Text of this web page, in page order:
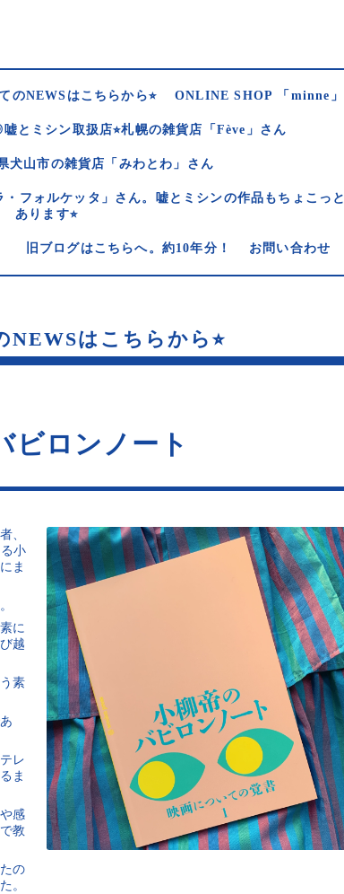
のNEWSはこちらから⭐︎ ONLINE SHOP 「minne」
とミシン取扱店⭐︎札幌の雑貨店「Fève」さん
犬山市の雑貨店「みわとわ」さん
フォルケッタ」さん。嘘とミシンの作品もちょこっと
あります⭐︎
旧ブログはこちらへ。約10年分！ お問い合わせ
はこちらから⭐︎
ビロンノート
、
小
ま
に
越
素
レ
ま
感
教
の
。